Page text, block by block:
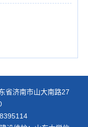
济南市山大南路27